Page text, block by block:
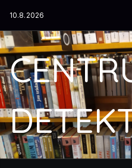
obsah
10.8.2026